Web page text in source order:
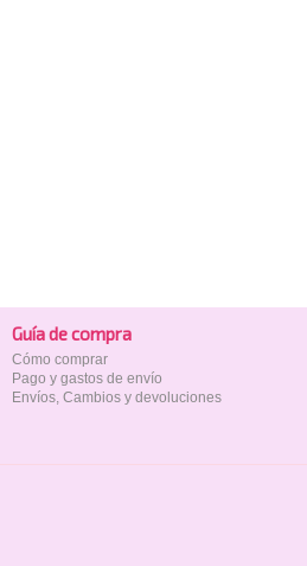
Guía de compra
Cómo comprar
Pago y gastos de envío
Envíos, Cambios y devoluciones